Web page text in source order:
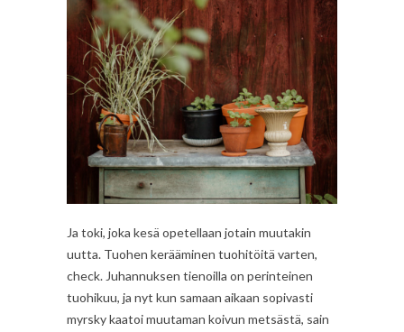
Ja toki, joka kesä opetellaan jotain muutakin
uutta. Tuohen kerääminen tuohitöitä varten,
check. Juhannuksen tienoilla on perinteinen
tuohikuu, ja nyt kun samaan aikaan sopivasti
myrsky kaatoi muutaman koivun metsästä, sain